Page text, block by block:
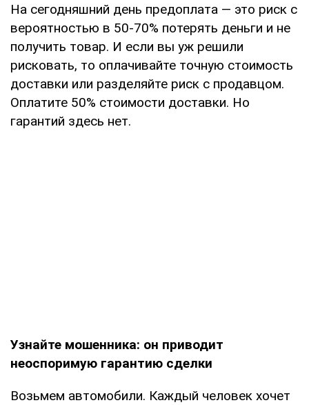
На сегодняшний день предоплата — это риск с
вероятностью в 50-70% потерять деньги и не
получить товар. И если вы уж решили
рисковать, то оплачивайте точную стоимость
доставки или разделяйте риск с продавцом.
Оплатите 50% стоимости доставки. Но
гарантий здесь нет.
Узнайте мошенника: он приводит
неоспоримую гарантию сделки
Возьмем автомобили. Каждый человек хочет